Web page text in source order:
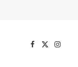
Facebook
X